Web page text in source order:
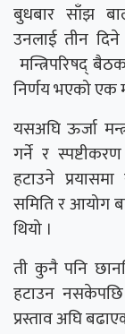
बुधबार साँझ
उनलाई तीन दिने
मन्त्रिपरिषद्
निर्णय भएको एक
यसअघि ऊर्जा
गर्ने र
हटाउने
समिति र आयोग
थियो ।
ती कुनै पनि
हटाउन नसकेपछि
प्रस्ताव अघि